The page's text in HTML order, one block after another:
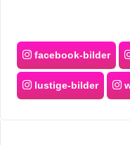
facebook-bilder
lustige-bilder